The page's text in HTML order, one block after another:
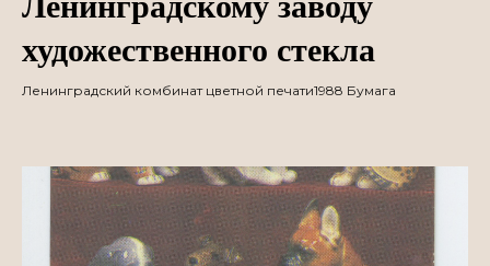
художественного стекла
Ленинградский комбинат цветной печати1988 Бумага